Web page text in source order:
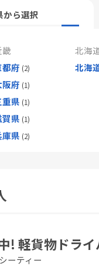
から選択
畿
都府
阪府
重県
賀県
庫県
北海
北海
! 軽貨物ドライ
ーティー